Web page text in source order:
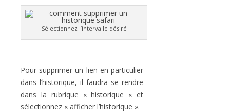
Sélectionnez l’intervalle désiré
Pour supprimer un lien en particulier
dans l’historique, il faudra se rendre
dans la rubrique « historique « et
sélectionnez « afficher l’historique ».